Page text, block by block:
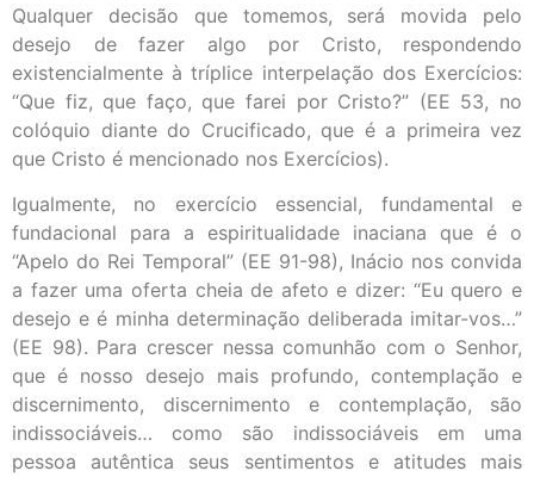
Qualquer decisão que tomemos, será movida pelo
desejo de fazer algo por Cristo, respondendo
existencialmente à tríplice interpelação dos Exercícios:
“Que fiz, que faço, que farei por Cristo?” (EE 53, no
colóquio diante do Crucificado, que é a primeira vez
que Cristo é mencionado nos Exercícios).
Igualmente, no exercício essencial, fundamental e
fundacional para a espiritualidade inaciana que é o
“Apelo do Rei Temporal” (EE 91-98), Inácio nos convida
a fazer uma oferta cheia de afeto e dizer: “Eu quero e
desejo e é minha determinação deliberada imitar-vos…”
(EE 98). Para crescer nessa comunhão com o Senhor,
que é nosso desejo mais profundo, contemplação e
discernimento, discernimento e contemplação, são
indissociáveis… como são indissociáveis em uma
pessoa autêntica seus sentimentos e atitudes mais